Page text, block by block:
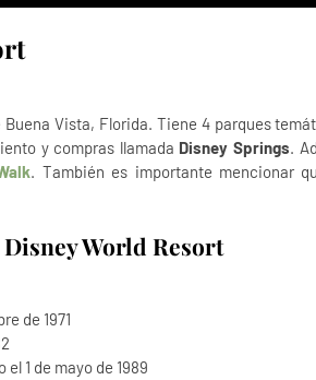
Vista, Florida. Tiene 4 parques
y compras llamada Disney Springs.
. También es importante mencionar
World Resort
de 1971
el 1 de mayo de 1989